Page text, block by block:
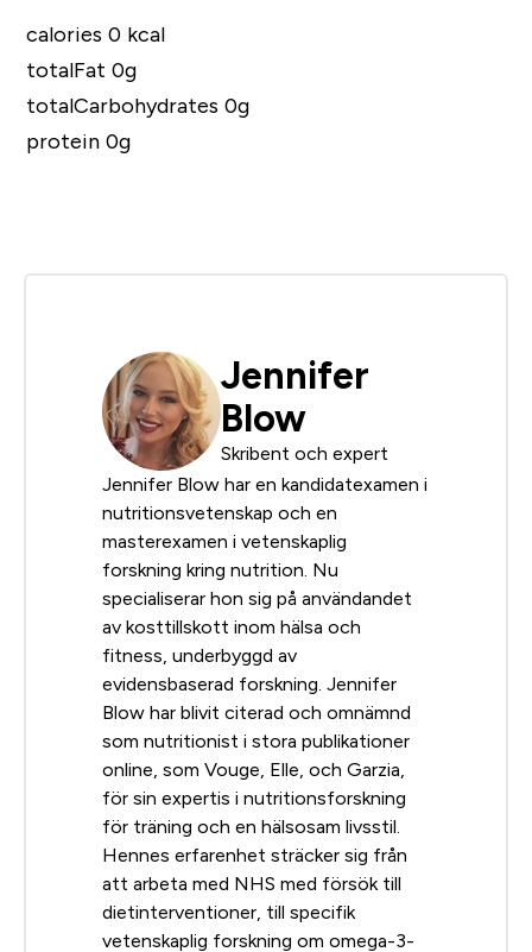
calories 0 kcal
totalFat 0g
totalCarbohydrates 0g
protein 0g
Jennifer
Blow
Skribent och expert
Jennifer Blow har en kandidatexamen i
nutritionsvetenskap och en
masterexamen i vetenskaplig
forskning kring nutrition. Nu
specialiserar hon sig på användandet
av kosttillskott inom hälsa och
fitness, underbyggd av
evidensbaserad forskning. Jennifer
Blow har blivit citerad och omnämnd
som nutritionist i stora publikationer
online, som Vouge, Elle, och Garzia,
för sin expertis i nutritionsforskning
för träning och en hälsosam livsstil.
Hennes erfarenhet sträcker sig från
att arbeta med NHS med försök till
dietinterventioner, till specifik
vetenskaplig forskning om omega-3-